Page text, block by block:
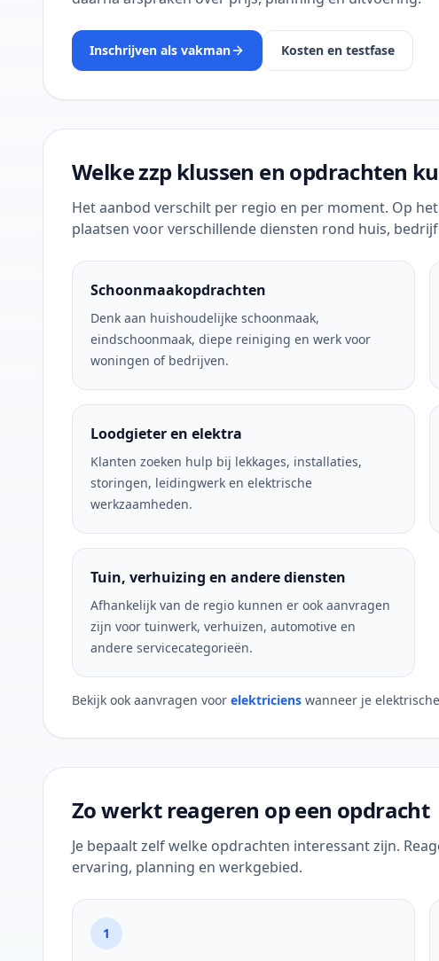
Inschrijven als vakman Kosten en testfase
Welke zzp klussen en opdrachten
Het aanbod verschilt per regio en per moment. Op
plaatsen voor verschillende diensten rond huis,
Schoonmaakopdrachten
Denk aan huishoudelijke schoonmaak,
eindschoonmaak, diepe reiniging en werk voor
woningen of bedrijven.
Loodgieter en elektra
Klanten zoeken hulp bij lekkages, installaties,
storingen, leidingwerk en elektrische
werkzaamheden.
Tuin, verhuizing en andere diensten
Afhankelijk van de regio kunnen er ook aanvragen
zijn voor tuinwerk, verhuizen, automotive en
andere servicecategorieën.
Bekijk ook aanvragen voor elektriciens wanneer je
Zo werkt reageren op een opdracht
Je bepaalt zelf welke opdrachten interessant zijn.
ervaring, planning en werkgebied.
1